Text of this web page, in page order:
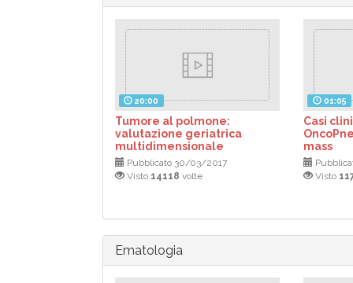
20:00
Tumore al polmone:
valutazione geriatrica
multidimensionale
Pubblicato 30/03/2017
Visto 14118 volte
01:05
Casi
mass
Visto
Ematologia